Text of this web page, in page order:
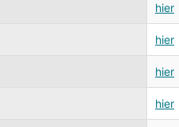
hier
hier
hier
hier